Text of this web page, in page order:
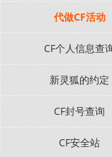
代做CF活动
CF个人信息查
新灵狐的约定
CF封号查询
CF安全站